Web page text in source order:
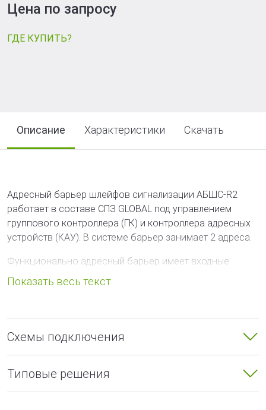
Цена по запросу
ГДЕ КУПИТЬ?
Описание Характеристики Скачать
Адресный барьер шлейфов сигнализации АБШС-R2
работает в составе СПЗ GLOBAL под управлением
группового контроллера (ГК) и контроллера адресных
устройств (КАУ). В системе барьер занимает 2 адреса.
Функционально адресный барьер имеет входные
искробезопасные электрические цепи уровня «iа»
взрывозащиту вида «искробезопасная электрическая
цепь i».
АБШС-R2 относится к связанному оборудованию по
ГОСТ 30852.10, имеет маркировку взрывозащиты
Схемы подключения
Типовые решения